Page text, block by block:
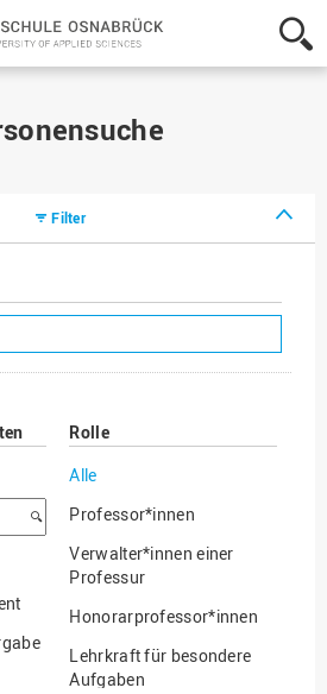
Hochschule
Osnabrück
-
Filter
Rolle
Alle
Professor*innen
Verwalter*innen einer
Professur
Honorarprofessor*innen
Lehrkraft für besondere
Aufgaben